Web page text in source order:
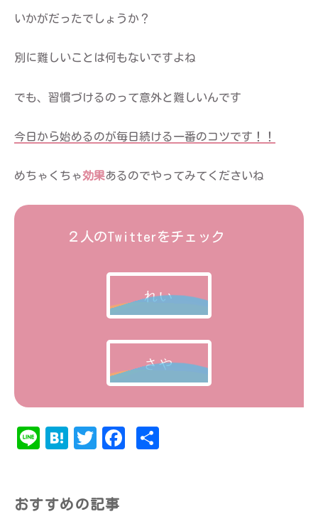
いかがだったでしょうか？
別に難しいことは何もないですよね
でも、習慣づけるのって意外と難しいんです
今日から始めるのが毎日続ける一番のコツです！！
めちゃくちゃ効果あるのでやってみてくださいね
２人のTwitterをチェック
れい
さや
Li
Ha
T
te
Fa
おすすめの記事